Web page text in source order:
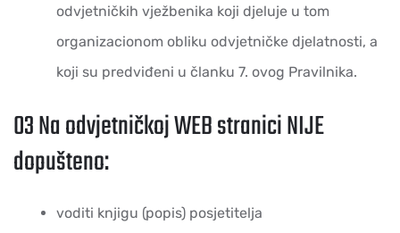
odvjetničkih vježbenika koji djeluje u tom
organizacionom obliku odvjetničke djelatnosti, a
koji su predviđeni u članku 7. ovog Pravilnika.
03 Na odvjetničkoj WEB stranici NIJE
dopušteno:
voditi knjigu (popis) posjetitelja